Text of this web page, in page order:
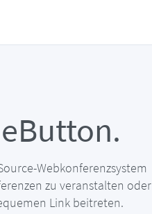
Webkonferenzsystem
zu veranstalten oder
Link beitreten.